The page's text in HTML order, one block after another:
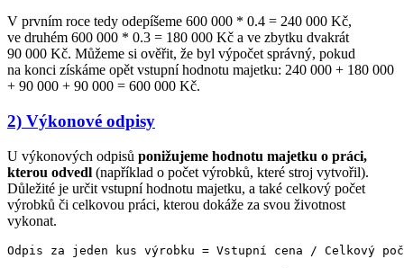
V prvním roce tedy odepíšeme 600 000 * 0.4 = 240 000 Kč,
ve druhém 600 000 * 0.3 = 180 000 Kč a ve zbytku dvakrát
90 000 Kč. Můžeme si ověřit, že byl výpočet správný, pokud
na konci získáme opět vstupní hodnotu majetku: 240 000 + 180 000
+ 90 000 + 90 000 = 600 000 Kč.
2) Výkonové odpisy
U výkonových odpisů ponižujeme hodnotu majetku o práci,
kterou odvedl (například o počet výrobků, které stroj vytvořil).
Důležité je určit vstupní hodnotu majetku, a také celkový počet
výrobků či celkovou práci, kterou dokáže za svou životnost
vykonat.
Odpis za jeden kus výrobku = Vstupní cena / Celkový